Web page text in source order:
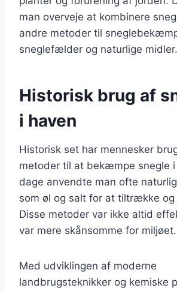
man overveje at kombinere
andre metoder til
sneglefælder og naturlige midler.
Historisk brug af
i haven
Historisk set har mennesker
metoder til at bekæmpe snegle i
dage anvendte man ofte
som øl og salt for at tiltrække
Disse metoder var ikke altid
var mere skånsomme for miljøet.
Med udviklingen af moderne
landbrugsteknikker og kemiske